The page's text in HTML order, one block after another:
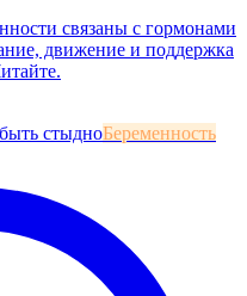
связаны с гормонами
движение и поддержка
Беременность